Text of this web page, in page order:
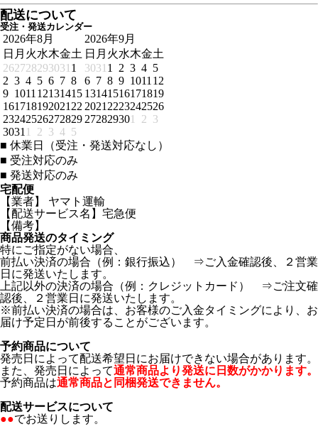
配送について
受注・発送カレンダー
2026年8月
日 月 火水木金土
262728293031 1
2 3 4 5 6 7 8
9 1011 12131415
161718192021 22
23242526272829
3031 1 2 3 4 5
2026年9月
日 月 火水木金土
3031 1 2 3 4 5
6 7 8 9 1011 12
13141516171819
2021 2223242526
272829301 2 3
■ 休業日（受注・発送対応なし）
■ 受注対応のみ
■ 発送対応のみ
宅配便
【業者】 ヤマト運輸
【配送サービス名】宅急便
【備考】
商品発送のタイミング
特にご指定がない場合、
前払い決済の場合（例：銀行振込） ⇒ご入金確認後、２営業
日に発送いたします。
上記以外の決済の場合（例：クレジットカード） ⇒ご注文確
認後、２営業日に発送いたします。
※前払い決済の場合は、お客様のご入金タイミングにより、お
届け予定日が前後することがございます。
予約商品について
発売日によって配送希望日にお届けできない場合があります。
また、発売日によって通常商品より発送に日数がかかります。
予約商品は通常商品と同梱発送できません。
配送サービスについて
●●でお送りします。